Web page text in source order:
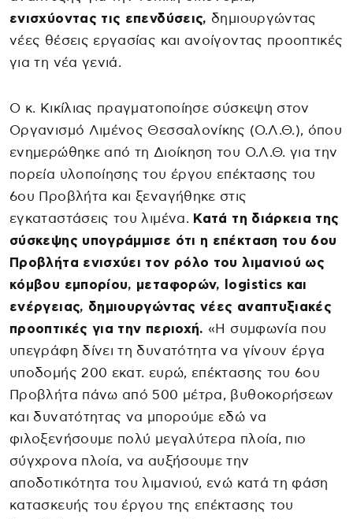
ενισχύοντας τις επενδύσεις, δημιουργώντας
νέες θέσεις εργασίας και ανοίγοντας προοπτικές
για τη νέα γενιά.
Ο κ. Κικίλιας πραγματοποίησε σύσκεψη στον
Οργανισμό Λιμένος Θεσσαλονίκης (Ο.Λ.Θ.), όπου
ενημερώθηκε από τη Διοίκηση του Ο.Λ.Θ. για την
πορεία υλοποίησης του έργου επέκτασης του
6ου Προβλήτα και ξεναγήθηκε στις
εγκαταστάσεις του λιμένα. Κατά τη διάρκεια της
σύσκεψης υπογράμμισε ότι η επέκταση του 6ου
Προβλήτα ενισχύει τον ρόλο του λιμανιού ως
κόμβου εμπορίου, μεταφορών, logistics και
ενέργειας, δημιουργώντας νέες αναπτυξιακές
προοπτικές για την περιοχή. «Η συμφωνία που
υπεγράφη δίνει τη δυνατότητα να γίνουν έργα
υποδομής 200 εκατ. ευρώ, επέκτασης του 6ου
Προβλήτα πάνω από 500 μέτρα, βυθοκορήσεων
και δυνατότητας να μπορούμε εδώ να
φιλοξενήσουμε πολύ μεγαλύτερα πλοία, πιο
σύγχρονα πλοία, να αυξήσουμε την
αποδοτικότητα του λιμανιού, ενώ κατά τη φάση
κατασκευής του έργου της επέκτασης του